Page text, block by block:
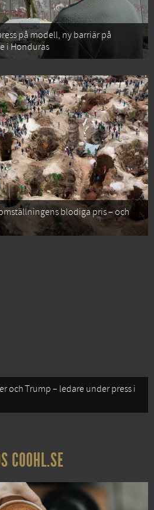
på modell, ny barriär på
i Honduras
blodiga pris – och
och Trump – ledare under press i
COOHL.SE